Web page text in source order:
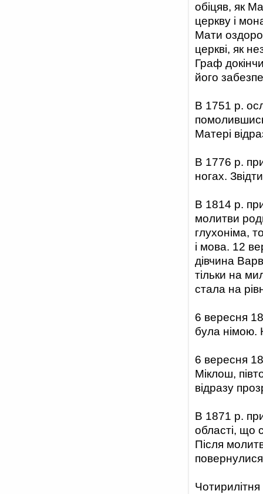
обіцяв, як
церкву і
Мати
церкві, як
Граф
його
В 1751 р.
Матері
В 1776 р.
ногах.
В 1814 р.
молитви
глухоніма,
і мова. 12
дівчина
тільки на
стала на
6 вересня
була німою.
6 вересня
Міклош,
відразу
В 1871 р.
області, що
Після